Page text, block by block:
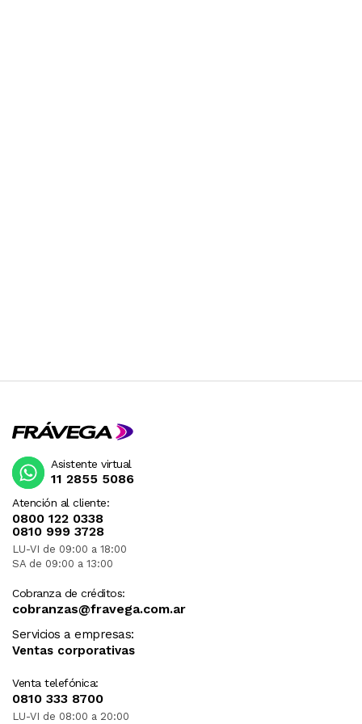
Atención al cliente:
0800 122 0338
0810 999 3728
LU-VI de 09:00 a 18:00
SA de 09:00 a 13:00
Cobranza de créditos:
cobranzas@fravega.com.ar
Servicios a empresas:
Ventas corporativas
Venta telefónica:
0810 333 8700
LU-VI de 08:00 a 20:00
Asistente virtual
11 2855 5086